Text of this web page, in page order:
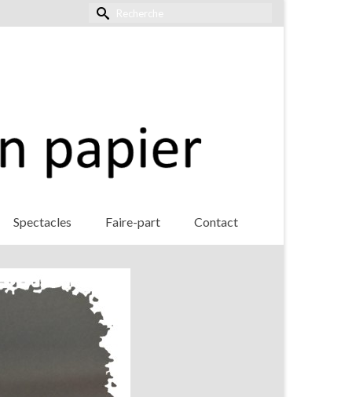
Rechercher :
Spectacles Faire-part Contact